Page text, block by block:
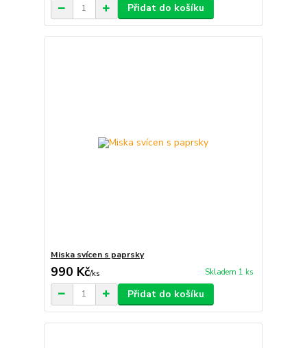
Přidat do košíku
Miska svícen s paprsky
990 Kč/ks Skladem 1 ks
Přidat do košíku